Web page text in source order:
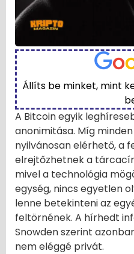
Állíts be minket, mint
A Bitcoin egyik
anonimitása. Míg
nyilvánosan elérhető, a
elrejtőzhetnek a
mivel a technológia
egység, nincs egyetlen
lenne betekinteni az
feltörnének. A hírhedt
Snowden szerint
nem eléggé privát.